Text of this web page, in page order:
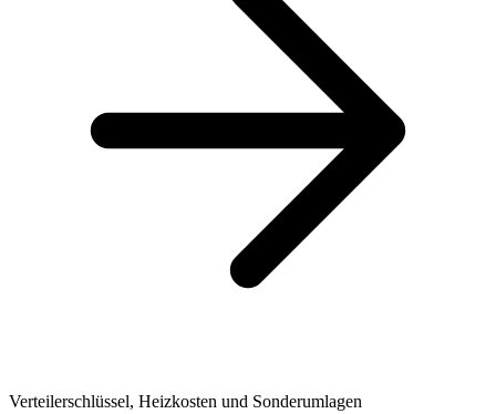
Verteilerschlüssel, Heizkosten und Sonderumlagen